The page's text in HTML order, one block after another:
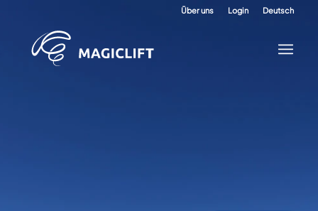
Über uns Login Deutsch